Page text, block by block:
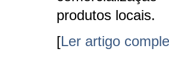
produtos locais.
[Ler artigo